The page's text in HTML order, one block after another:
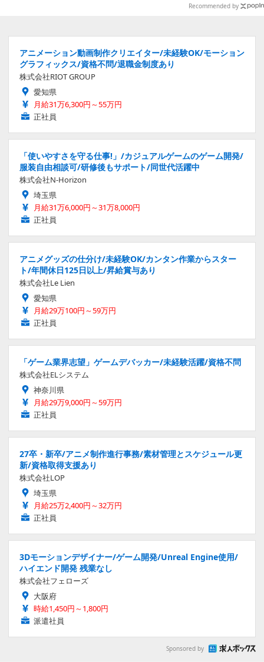
Recommended by
アニメーション動画制作クリエイター/未経験OK/モーション
グラフィックス/資格不問/退職金制度あり
株式会社RIOT GROUP
愛知県
月給31万6,300円～55万円
正社員
「使いやすさを守る仕事!」/カジュアルゲームのゲーム開発/
服装自由相談可/研修後もサポート/同世代活躍中
株式会社N-Horizon
埼玉県
月給31万6,000円～31万8,000円
正社員
アニメグッズの仕分け/未経験OK/カンタン作業からスター
ト/年間休日125日以上/昇給賞与あり
株式会社Le Lien
愛知県
月給29万100円～59万円
正社員
「ゲーム業界志望」ゲームデバッカー/未経験活躍/資格不問
株式会社ELシステム
神奈川県
月給29万9,000円～59万円
正社員
27卒・新卒/アニメ制作進行事務/素材管理とスケジュール更
新/資格取得支援あり
株式会社LOP
埼玉県
月給25万2,400円～32万円
正社員
3Dモーションデザイナー/ゲーム開発/Unreal Engine使用/
ハイエンド開発 残業なし
株式会社フェローズ
大阪府
時給1,450円～1,800円
派遣社員
Sponsored by